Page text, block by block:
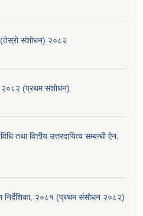
संशोधन) २०८२
२०८२ (प्रथम संशोधन)
तथा वित्तीय उत्तरदायित्व सम्बन्धी ऐन,
निर्देशिका, २०८१ (प्रथम संसोधन २०८२)